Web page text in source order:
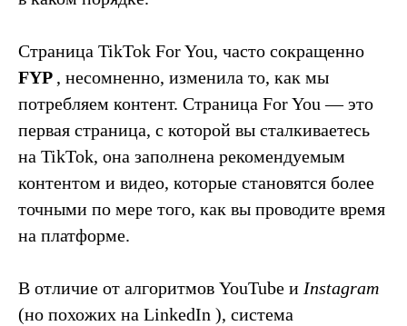
Страница TikTok For You, часто сокращенно
FYP , несомненно, изменила то, как мы
потребляем контент. Страница For You — это
первая страница, с которой вы сталкиваетесь
на TikTok, она заполнена рекомендуемым
контентом и видео, которые становятся более
точными по мере того, как вы проводите время
на платформе.
В отличие от алгоритмов YouTube и Instagram
(но похожих на LinkedIn ), система